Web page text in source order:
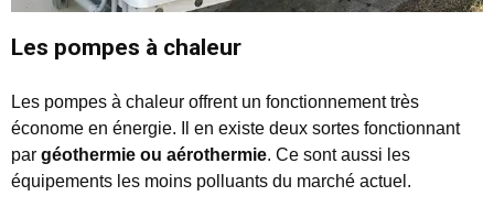
Les pompes à chaleur
Les pompes à chaleur offrent un fonctionnement très
économe en énergie. Il en existe deux sortes fonctionnant
par géothermie ou aérothermie. Ce sont aussi les
équipements les moins polluants du marché actuel.